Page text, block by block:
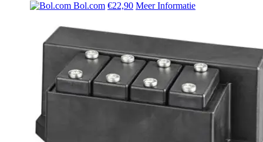
Bol.com €22,90 Meer Informatie